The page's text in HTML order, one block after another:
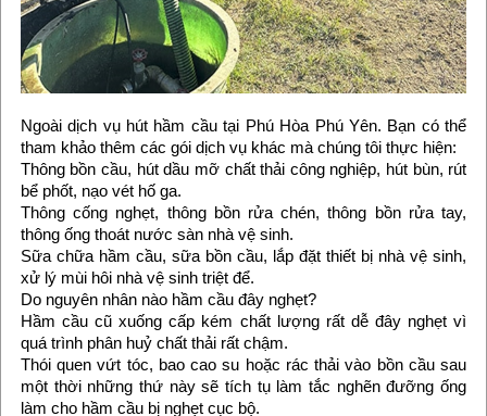
Ngoài dịch vụ hút hầm cầu tại Phú Hòa Phú Yên. Bạn có thể
tham khảo thêm các gói dịch vụ khác mà chúng tôi thực hiện:
Thông bồn cầu, hút dầu mỡ chất thải công nghiệp, hút bùn, rút
bể phốt, nạo vét hố ga.
Thông cống nghẹt, thông bồn rửa chén, thông bồn rửa tay,
thông ống thoát nước sàn nhà vệ sinh.
Sữa chữa hầm cầu, sữa bồn cầu, lắp đặt thiết bị nhà vệ sinh,
xử lý mùi hôi nhà vệ sinh triệt để.
Do nguyên nhân nào hầm cầu đây nghẹt?
Hầm cầu cũ xuống cấp kém chất lượng rất dễ đây nghẹt vì
quá trình phân huỷ chất thải rất chậm.
Thói quen vứt tóc, bao cao su hoặc rác thải vào bồn cầu sau
một thời những thứ này sẽ tích tụ làm tắc nghẽn đưỡng ống
làm cho hầm cầu bị nghẹt cục bộ.